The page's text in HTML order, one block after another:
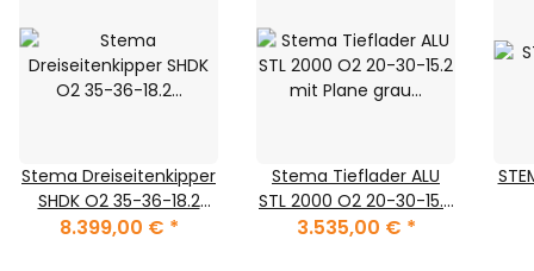
Stema Dreiseitenkipper
SHDK O2 35-36-18.2
Zink-Bordwände
8.399,00 € *
Stema Tieflader ALU
STL 2000 O2 20-30-15.2
mit Plane grau und
3.535,00 € *